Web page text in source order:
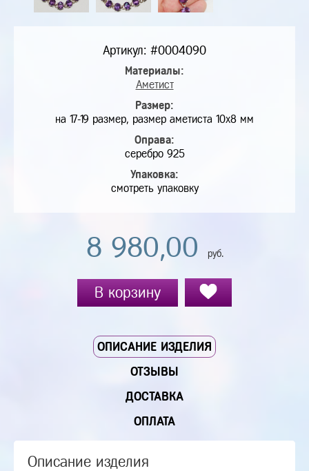
Артикул: #0004090
Материалы:
Аметист
Размер:
на 17-19 размер, размер аметиста 10х8 мм
Оправа:
серебро 925
Упаковка:
смотреть упаковку
8 980,00 руб.
В корзину
ОПИСАНИЕ ИЗДЕЛИЯ
ОТЗЫВЫ
ДОСТАВКА
ОПЛАТА
Описание изделия